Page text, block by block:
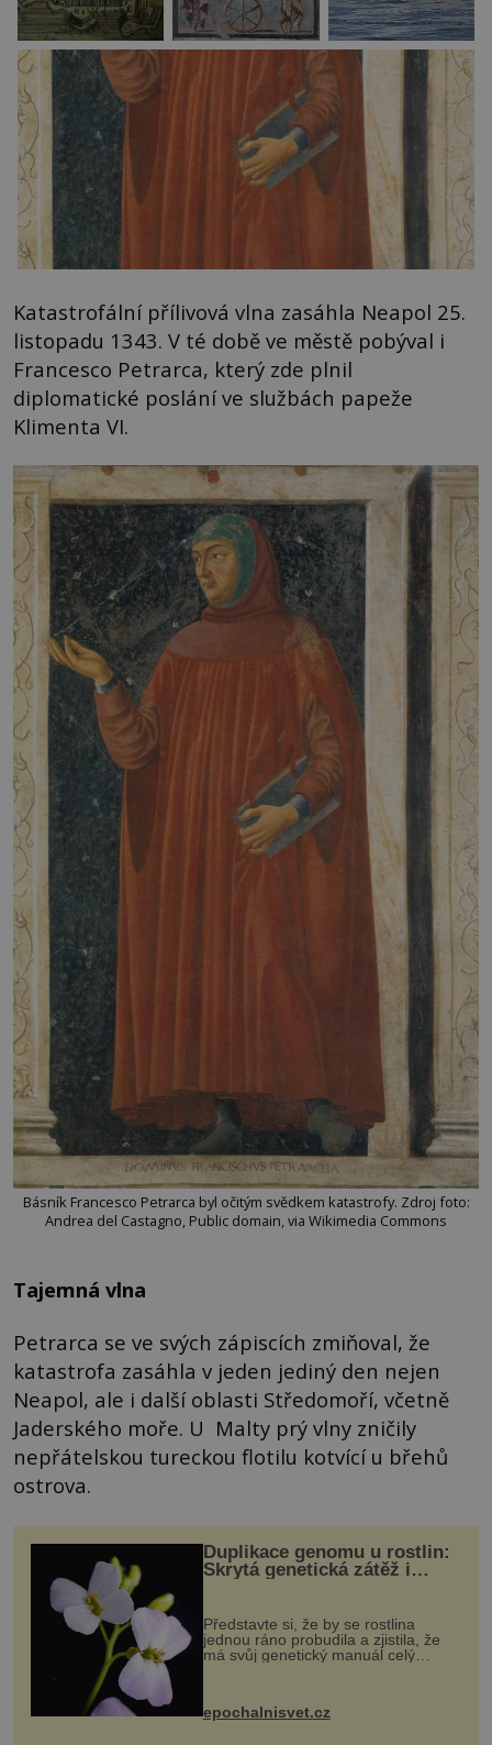
Katastrofální přílivová vlna zasáhla Neapol 25.
listopadu 1343. V té době ve městě pobýval i
Francesco Petrarca, který zde plnil
diplomatické poslání ve službách papeže
Klimenta VI.
Básník Francesco Petrarca byl očitým svědkem katastrofy. Zdroj foto:
Andrea del Castagno, Public domain, via Wikimedia Commons
Tajemná vlna
Petrarca se ve svých zápiscích zmiňoval, že
katastrofa zasáhla v jeden jediný den nejen
Neapol, ale i další oblasti Středomoří, včetně
Jaderského moře. U Malty prý vlny zničily
nepřátelskou tureckou flotilu kotvící u břehů
ostrova.
Duplikace genomu u rostlin:
Skrytá genetická zátěž i
Představte si, že by se rostlina
jednou ráno probudila a zjistila, že
má svůj genetický manuál celý
vstupenka...
epochalnisvet.cz